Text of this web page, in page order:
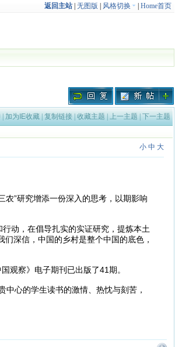
返回主站| 无图版 风格切换 Home首页
| 加为IE收藏| 复制链接| 收藏主题 | 上一主题 | 下一主题
小 中 大
”研究增添一份深入的思考，以期影响
动，在倡导扎实的实证研究，提炼本土
深信，中国的乡村是整个中国的底色，
观察》电子期刊已出版了41期。
心的学生读书的激情、热忱与刻苦，